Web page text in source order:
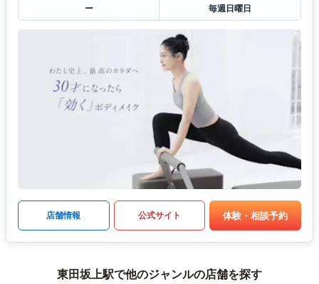
ー
毎週日曜日
店舗情報 公式サイト 体験・相談予約
東田坂上駅で他のジャンルの店舗を探す